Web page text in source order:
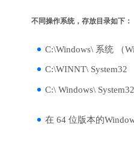
不同操作系统，存放目录如下：
C:\Windows\ 系统 （
C:\WINNT\ System32
C:\ Windows\
在 64 位版本的